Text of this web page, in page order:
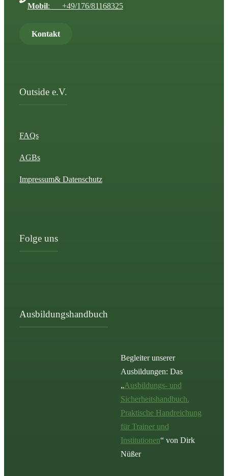
Mobil: +49/176/81168325
Kontakt
Outside e.V.
FAQs
AGBs
Impressum& Datenschutz
Folge uns
Ausbildungshandbuch
Begleiter unserer
Ausbildungen: Das
„Ausbildungs- und
Sicherheitshandbuch.
Praktische Handreichung
für Trainer und
Institutionen“ von Dirk
Nüßer